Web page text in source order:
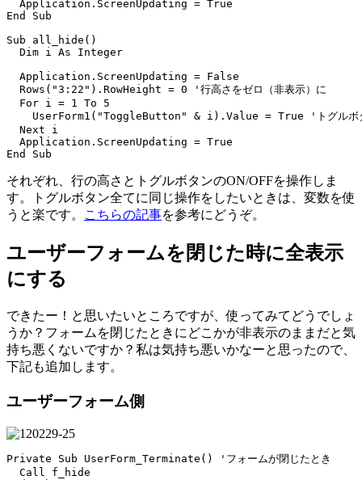
  Application.ScreenUpdating = True
End Sub
Sub all_hide()
  Dim i As Integer
  Application.ScreenUpdating = False
  Rows("3:22").RowHeight = 0 '行高さをゼロ（非表示）に
  For i = 1 To 5
UserForm1("ToggleButton" & i).Value = True 'トグルボ
  Next i
  Application.ScreenUpdating = True
それぞれ、行の高さとトグルボタンのON/OFFを操作しま
す。トグルボタン全てに同じ操作をしたいときは、変数を使
うと楽です。
こちらの記事を参考にどうぞ。
ユーザーフォームを閉じた時に全表示
にする
できたー！と思いたいところですが、使ってみてどうでしょ
うか？フォームを閉じたときにどこかが非表示のままだと気
持ち悪くないですか？私は気持ち悪いかなーと思ったので、
下記も追加します。
ユーザーフォーム側
Private Sub UserForm_Terminate() 'フォームが閉じたとき
  Call f_hide